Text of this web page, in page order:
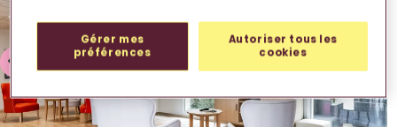
Gérer mes
préférences
Autoriser tous les
cookies